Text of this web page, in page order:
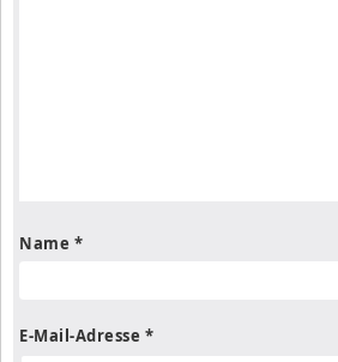
Name *
E-Mail-Adresse *